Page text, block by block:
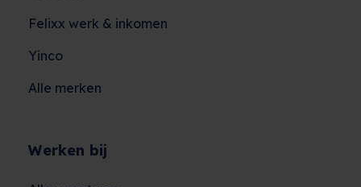
Felixx werk & inkomen
Yinco
Alle merken
Werken bij